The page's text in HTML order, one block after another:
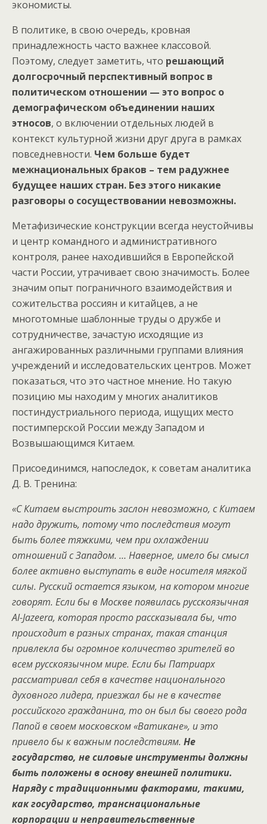
экономисты.
В политике, в свою очередь, кровная
принадлежность часто важнее классовой.
Поэтому, следует заметить, что решающий
долгосрочный перспективный вопрос в
политическом отношении — это вопрос о
демографическом объединении наших
этносов, о включении отдельных людей в
контекст культурной жизни друг друга в рамках
повседневности. Чем больше будет
межнациональных браков – тем радужнее
будущее наших стран. Без этого никакие
разговоры о сосуществовании невозможны.
Метафизические конструкции всегда неустойчивы
и центр командного и административного
контроля, ранее находившийся в Европейской
части России, утрачивает свою значимость. Более
значим опыт пограничного взаимодействия и
сожительства россиян и китайцев, а не
многотомные шаблонные труды о дружбе и
сотрудничестве, зачастую исходящие из
ангажированных различными группами влияния
учреждений и исследовательских центров. Может
показаться, что это частное мнение. Но такую
позицию мы находим у многих аналитиков
постиндустриального периода, ищущих место
постимперской России между Западом и
Возвышающимся Китаем.
Присоединимся, напоследок, к советам аналитика
Д. В. Тренина:
«С Китаем выстроить заслон невозможно, с Китаем
надо дружить, потому что последствия могут
быть более тяжкими, чем при охлаждении
отношений с Западом. … Наверное, имело бы смысл
более активно выступать в виде носителя мягкой
силы. Русский остается языком, на котором многие
говорят. Если бы в Москве появилась русскоязычная
Al-Jazeera, которая просто рассказывала бы, что
происходит в разных странах, такая станция
привлекла бы огромное количество зрителей во
всем русскоязычном мире. Если бы Патриарх
рассматривал себя в качестве национального
духовного лидера, приезжал бы не в качестве
российского гражданина, то он был бы своего рода
Папой в своем московском «Ватикане», и это
привело бы к важным последствиям. Не
государство, не силовые инструменты должны
быть положены в основу внешней политики.
Наряду с традиционными факторами, такими,
как государство, транснациональные
корпорации и неправительственные